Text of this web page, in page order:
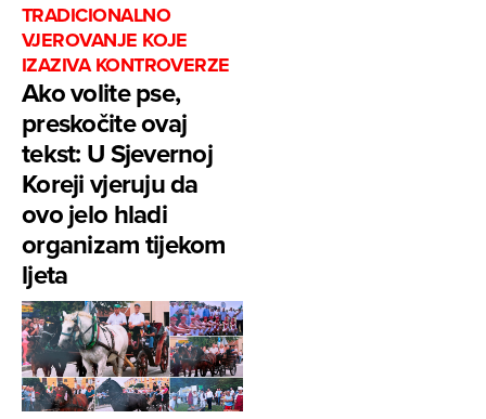
TRADICIONALNO
VJEROVANJE KOJE
IZAZIVA KONTROVERZE
Ako volite pse,
preskočite ovaj
tekst: U Sjevernoj
Koreji vjeruju da
ovo jelo hladi
organizam tijekom
ljeta